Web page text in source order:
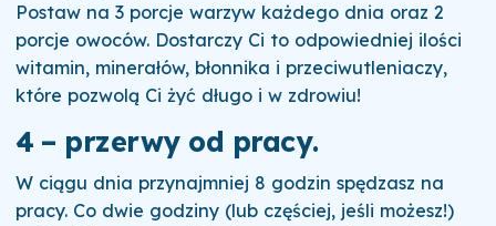
Postaw na 3 porcje warzyw każdego dnia oraz 2
porcje owoców. Dostarczy Ci to odpowiedniej ilości
witamin, minerałów, błonnika i przeciwutleniaczy,
które pozwolą Ci żyć długo i w zdrowiu!
4 – przerwy od pracy.
W ciągu dnia przynajmniej 8 godzin spędzasz na
pracy. Co dwie godziny (lub częściej, jeśli możesz!)